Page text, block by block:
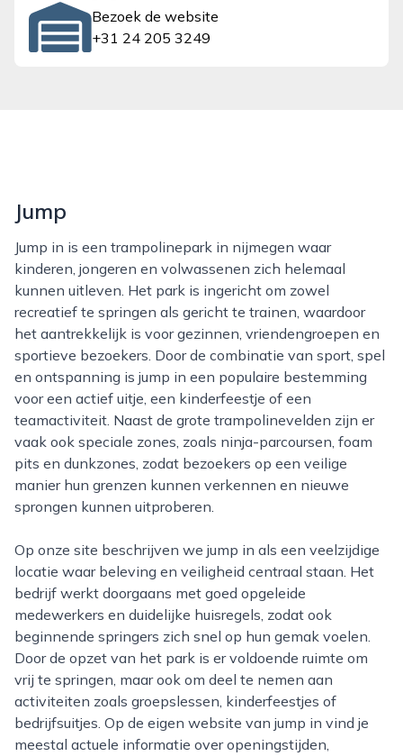
Bezoek de website
+31 24 205 3249
Jump
Jump in is een trampolinepark in nijmegen waar
kinderen, jongeren en volwassenen zich helemaal
kunnen uitleven. Het park is ingericht om zowel
recreatief te springen als gericht te trainen, waardoor
het aantrekkelijk is voor gezinnen, vriendengroepen en
sportieve bezoekers. Door de combinatie van sport, spel
en ontspanning is jump in een populaire bestemming
voor een actief uitje, een kinderfeestje of een
teamactiviteit. Naast de grote trampolinevelden zijn er
vaak ook speciale zones, zoals ninja-parcoursen, foam
pits en dunkzones, zodat bezoekers op een veilige
manier hun grenzen kunnen verkennen en nieuwe
sprongen kunnen uitproberen.
Op onze site beschrijven we jump in als een veelzijdige
locatie waar beleving en veiligheid centraal staan. Het
bedrijf werkt doorgaans met goed opgeleide
medewerkers en duidelijke huisregels, zodat ook
beginnende springers zich snel op hun gemak voelen.
Door de opzet van het park is er voldoende ruimte om
vrij te springen, maar ook om deel te nemen aan
activiteiten zoals groepslessen, kinderfeestjes of
bedrijfsuitjes. Op de eigen website van jump in vind je
meestal actuele informatie over openingstijden,